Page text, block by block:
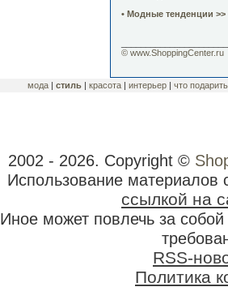
• Модные тенденции >>
© www.ShoppingCenter.ru
мода | стиль | красота | интерьер | что подарить
2002 - 2026. Copyright ©
Использование материалов
ссылкой на
Иное может повлечь за
RSS-
Политика